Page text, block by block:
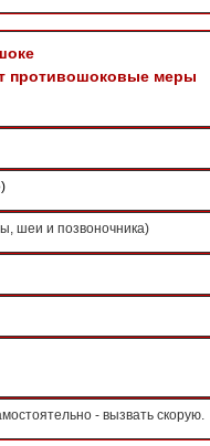
противошоковые меры
шеи и позвоночника)
- вызвать скорую.